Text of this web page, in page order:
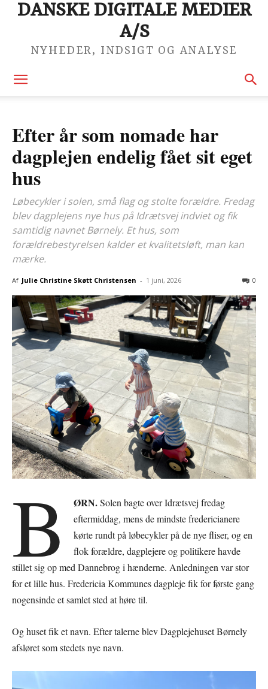
DANSKE DIGITALE MEDIER
A/S
NYHEDER, INDSIGT OG ANALYSE
Efter år som nomade har
dagplejen endelig fået sit eget
hus
Løbecykler i solen, små flag og stolte forældre. Fredag
blev dagplejens nye hus på Idrætsvej indviet og fik
samtidig navnet Børnely. Et hus, som
forældrebestyrelsen kalder et kvalitetsløft, man kan
mærke.
Af Julie Christine Skøtt Christensen - 1 juni, 2026 0
B ØRN.Solen bagte over Idrætsvej fredag
eftermiddag, mens de mindste fredericianere
kørte rundt på løbecykler på de nye fliser, og en
flok forældre, dagplejere og politikere havde
stillet sig op med Dannebrog i hænderne. Anledningen var stor
for et lille hus. Fredericia Kommunes dagpleje fik for første gang
nogensinde et samlet sted at høre til.
Og huset fik et navn. Efter talerne blev Dagplejehuset Børnely
afsløret som stedets nye navn.